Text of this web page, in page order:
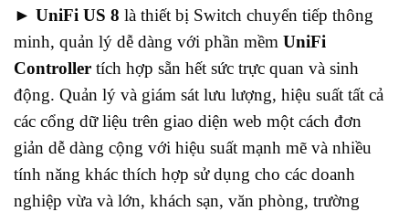
► UniFi US 8 là thiết bị Switch chuyển tiếp thông
minh, quản lý dễ dàng với phần mềm UniFi
Controller tích hợp sẵn hết sức trực quan và sinh
động. Quản lý và giám sát lưu lượng, hiệu suất tất cả
các cổng dữ liệu trên giao diện web một cách đơn
giản dễ dàng cộng với hiệu suất mạnh mẽ và nhiều
tính năng khác thích hợp sử dụng cho các doanh
nghiệp vừa và lớn, khách sạn, văn phòng, trường